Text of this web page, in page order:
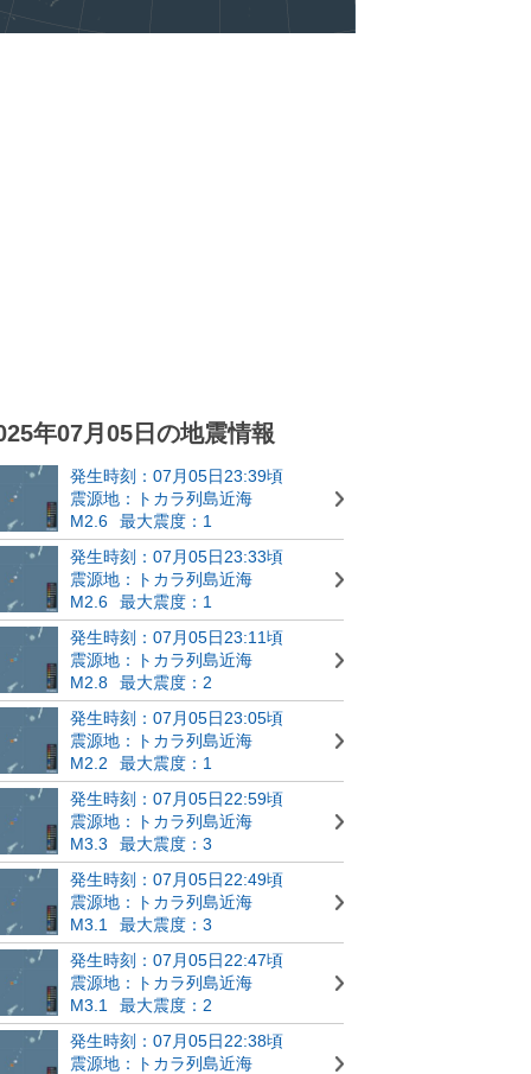
年07月05日の地震情報
発生時刻：07月05日23:39頃
震源地：トカラ列島近海
M2.6
最大震度：1
発生時刻：07月05日23:33頃
震源地：トカラ列島近海
M2.6
最大震度：1
発生時刻：07月05日23:11頃
震源地：トカラ列島近海
M2.8
最大震度：2
発生時刻：07月05日23:05頃
震源地：トカラ列島近海
M2.2
最大震度：1
発生時刻：07月05日22:59頃
震源地：トカラ列島近海
M3.3
最大震度：3
発生時刻：07月05日22:49頃
震源地：トカラ列島近海
M3.1
最大震度：3
発生時刻：07月05日22:47頃
震源地：トカラ列島近海
M3.1
最大震度：2
発生時刻：07月05日22:38頃
震源地：トカラ列島近海